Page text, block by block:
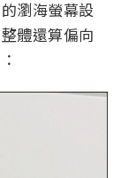
瀏海螢幕設
體還算偏向